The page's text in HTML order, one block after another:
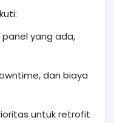
yang ada,
dan biaya
untuk retrofit